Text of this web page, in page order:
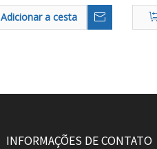
oco
Adicionar a cesta
INFORMAÇÕES DE CONTATO